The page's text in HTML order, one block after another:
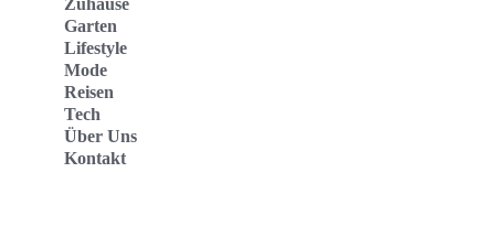
Zuhause
Garten
Lifestyle
Mode
Reisen
Tech
Über Uns
Kontakt